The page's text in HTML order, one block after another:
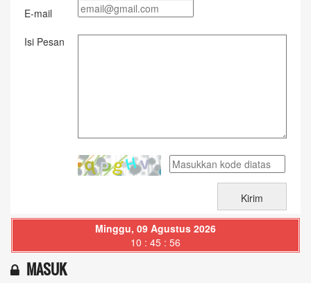
E-mail
Isi Pesan
Minggu, 09 Agustus 2026
10 : 45 : 58
MASUK